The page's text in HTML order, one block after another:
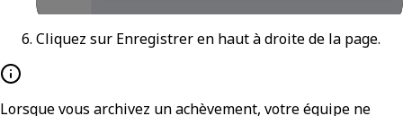
Cliquez sur Enregistreren haut à droite de la page.
Lorsque vous archivez un achèvement, votre équipe ne